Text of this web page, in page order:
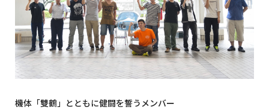
機体「雙鶴」とともに健闘を誓うメンバー